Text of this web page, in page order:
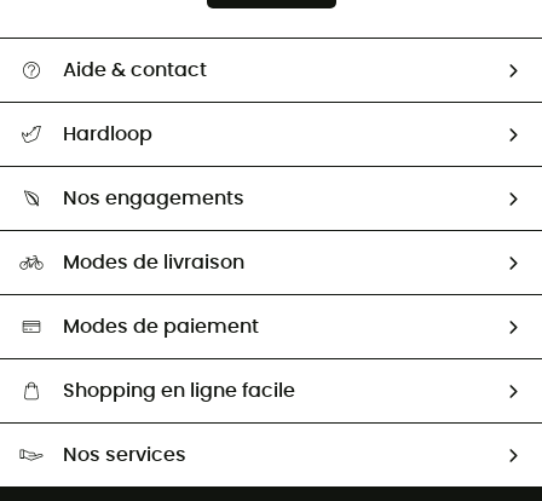
Aide & contact
Retour & remboursement
Guide des tailles
Seconde Main
Aide & Contact
Hardloop
HardGuides
Nos engagements
Sélection éco-responsable
Modes de livraison
Modes de paiement
Shopping en ligne facile
Nos services